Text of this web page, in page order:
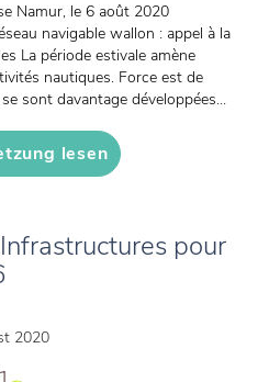
le 6 août 2020
navigable wallon : appel à la
La période estivale amène
nautiques. Force est de
sont davantage développées...
lesen
pour
2020